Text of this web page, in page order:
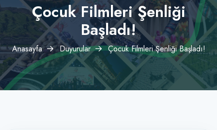
Çocuk Filmleri Şenliği
Başladı!
Anasayfa Duyurular Çocuk Filmleri Şenliği Başladı!